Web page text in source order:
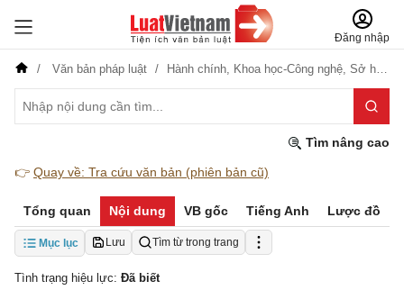
Đăng nhập
Văn bản pháp luật Hành chính, Khoa học-Công nghệ, Sở hữu trí tuệ
Tìm nâng cao
👉 Quay về: Tra cứu văn bản (phiên bản cũ)
Tổng quan Nội dung VB gốc Tiếng Anh Lược đồ
Mục lục Lưu Tìm từ trong trang
Tình trạng hiệu lực: Đã biết